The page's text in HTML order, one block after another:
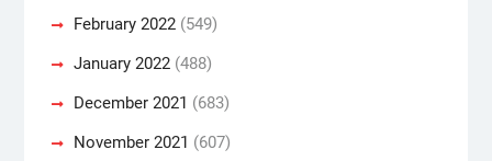
February 2022(549)
January 2022(488)
December 2021 (683)
November 2021 (607)